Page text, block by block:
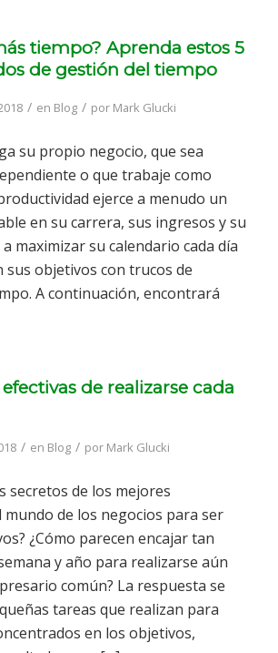
tiempo? Aprenda estos 5
de gestión del tiempo
/ en Blog / por Mark Glucki
su propio negocio, que sea
o que trabaje como
ejerce a menudo un
en su carrera, sus ingresos y su
maximizar su calendario cada día
sus objetivos con trucos de
A continuación, encontrará
de realizarse cada
/ en Blog / por Mark Glucki
secretos de los mejores
mundo de los negocios para ser
¿Cómo parecen encajar tan
y año para realizarse aún
común? La respuesta se
tareas que realizan para
en los objetivos,